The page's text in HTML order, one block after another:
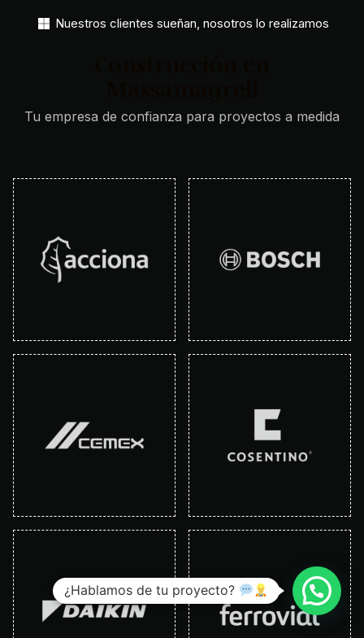
Nuestros clientes sueñan, nosotros lo realizamos​
Tu empresa de confianza para proyectos a medida
¿Hablamos de tu proyecto?